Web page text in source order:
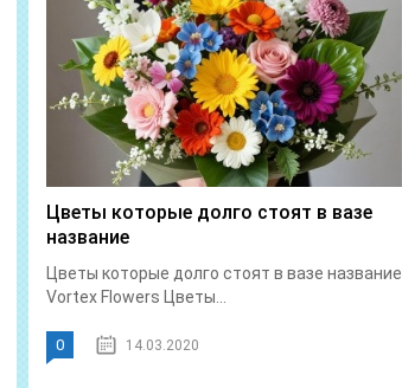
Цветы которые долго стоят в вазе
название
Цветы которые долго стоят в вазе название
Vortex Flowers Цветы...
0 14.03.2020